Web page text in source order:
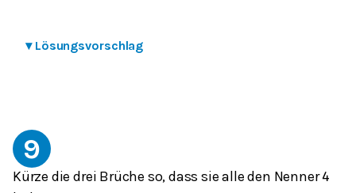
▾ Lösungsvorschlag
9
Kürze die drei Brüche so, dass sie alle den Nenner4